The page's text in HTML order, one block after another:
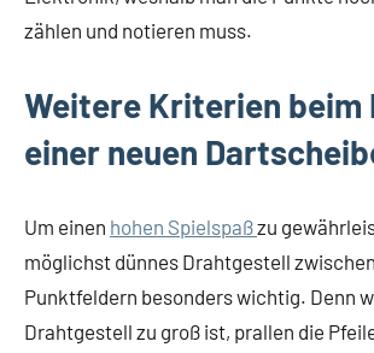
zählen und notieren muss.
Weitere Kriterien beim
einer neuen
Um einen hohen Spielspaßzu
möglichst dünnes Drahtgestell
Punktfeldern besonders wichtig. Denn
Drahtgestell zu groß ist, prallen die